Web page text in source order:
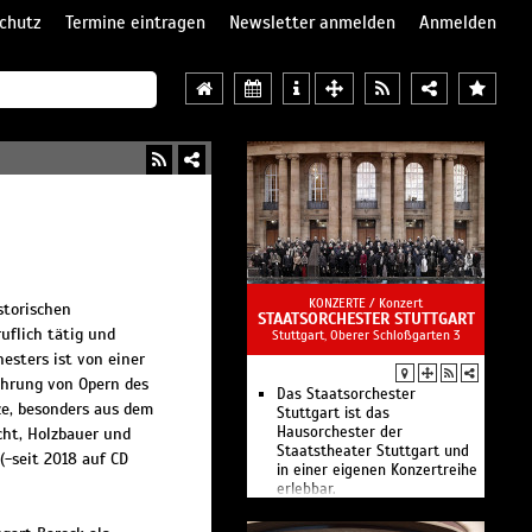
Termine eintragen Newsletter anmelden
Anmelden
tätig und
ist von einer
von Opern des
besonders aus dem
Holzbauer und
seit 2018 auf CD
KONZERTE / Konzert
STAATSORCHESTER STUTTGART
Stuttgart, Oberer Schloßgarten 3
Das Staatsorchester
Stuttgart ist das
Hausorchester der
Staatstheater Stuttgart und
in einer eigenen Konzertreihe
erlebbar.